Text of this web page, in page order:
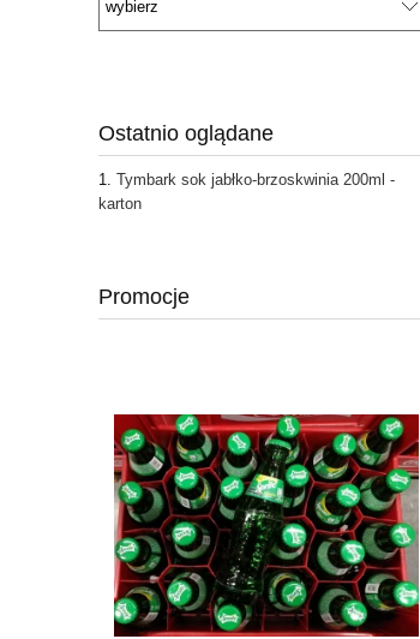
Ostatnio oglądane
Tymbark sok jabłko-brzoskwinia 200ml -
karton
Promocje